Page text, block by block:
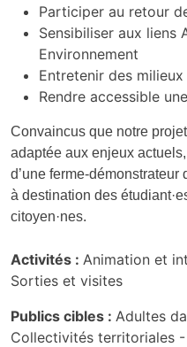
Participer au retour
Sensibiliser aux liens
Environnement
Entretenir des
Rendre accessible
Convaincus que notre
adaptée aux enjeux
d’une ferme-
à destination des
citoyen·nes.
Activités : Animation et
Sorties et visites
Publics cibles : Adultes
Collectivités territoriales -